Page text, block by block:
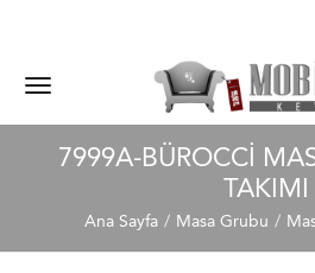
7999A-BÜROCCI
TAKIMI
Ana Sayfa Masa Grubu